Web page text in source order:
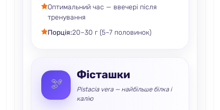
Оптимальний час — ввечері після
тренування
Порція:20–30 г (5–7 половинок)
🫘
Фісташки
Pistacia vera — найбільше білка і
калію